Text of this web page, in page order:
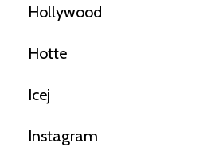
Hollywood
Hotte
Icej
Instagram